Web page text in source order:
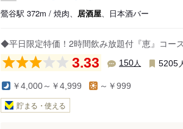
鶯谷駅 372m / 焼肉、 居酒屋、日本酒バー
◆平日限定特価！2時間飲み放題付『恵』コー
3.33 150人 5205
￥4,000～￥4,999 ～￥999
貯まる・使える